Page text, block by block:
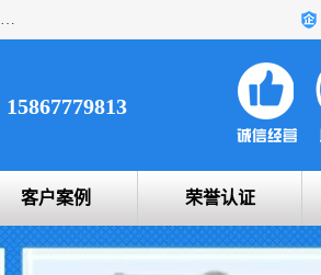
浙创防爆公司产品得到了 国内外广大用户的青眯，销售网络遍布全国各地及远销东南亚，非洲，中东，大洋州等60多个国家和地区，并初步建立起以中国大陆为总部的全球营销体系。 专业生产：防爆电气，BXMD系列防爆照明动力配电箱，BJX防爆接线箱，BKX防爆控制箱，防爆检修电源箱，防爆开关箱，不锈钢防爆箱，201/304/316不锈钢防爆配电箱系列， 防爆防腐系列，防爆防腐操作柱，防爆防腐控制箱 浙创防爆
15867779813
客户案例 荣誉认证